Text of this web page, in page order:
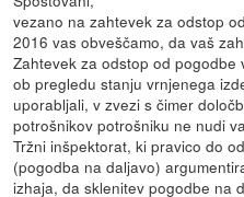
vezano na zahtevek za odstop
2016 vas obveščamo, da vaš
Zahtevek za odstop od pogodbe
ob pregledu stanju vrnjenega
uporabljali, v zvezi s čimer
potrošnikov potrošniku ne nudi
Tržni inšpektorat, ki pravico do
(pogodba na daljavo)
izhaja, da sklenitev pogodbe na